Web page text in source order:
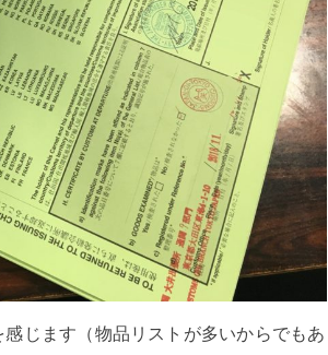
じます（物品リストが多いからでもあ